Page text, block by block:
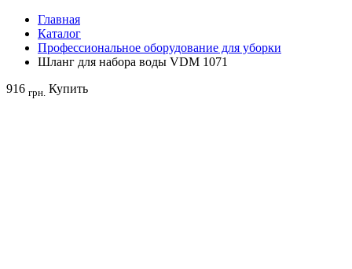
Главная
Каталог
Профессиональное оборудование для уборки
Шланг для набора воды VDM 1071
916 грн. Купить